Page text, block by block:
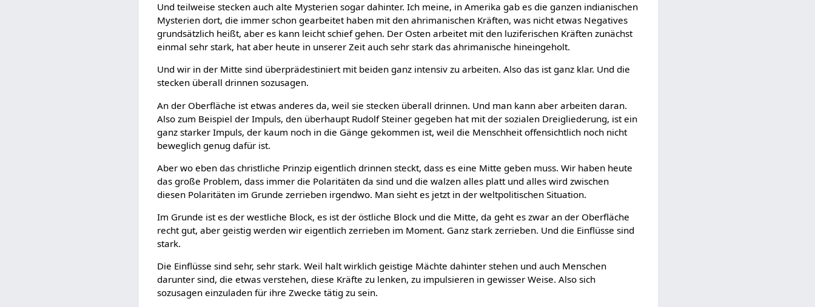
Und teilweise stecken auch alte Mysterien sogar dahinter. Ich meine, in Amerika gab es die ganzen indianischen
Mysterien dort, die immer schon gearbeitet haben mit den ahrimanischen Kräften, was nicht etwas Negatives
grundsätzlich heißt, aber es kann leicht schief gehen. Der Osten arbeitet mit den luziferischen Kräften zunächst
einmal sehr stark, hat aber heute in unserer Zeit auch sehr stark das ahrimanische hineingeholt.
Und wir in der Mitte sind überprädestiniert mit beiden ganz intensiv zu arbeiten. Also das ist ganz klar. Und die
stecken überall drinnen sozusagen.
An der Oberfläche ist etwas anderes da, weil sie stecken überall drinnen. Und man kann aber arbeiten daran.
Also zum Beispiel der Impuls, den überhaupt Rudolf Steiner gegeben hat mit der sozialen Dreigliederung, ist ein
ganz starker Impuls, der kaum noch in die Gänge gekommen ist, weil die Menschheit offensichtlich noch nicht
beweglich genug dafür ist.
Aber wo eben das christliche Prinzip eigentlich drinnen steckt, dass es eine Mitte geben muss. Wir haben heute
das große Problem, dass immer die Polaritäten da sind und die walzen alles platt und alles wird zwischen
diesen Polaritäten im Grunde zerrieben irgendwo. Man sieht es jetzt in der weltpolitischen Situation.
Im Grunde ist es der westliche Block, es ist der östliche Block und die Mitte, da geht es zwar an der Oberfläche
recht gut, aber geistig werden wir eigentlich zerrieben im Moment. Ganz stark zerrieben. Und die Einflüsse sind
stark.
Die Einflüsse sind sehr, sehr stark. Weil halt wirklich geistige Mächte dahinter stehen und auch Menschen
darunter sind, die etwas verstehen, diese Kräfte zu lenken, zu impulsieren in gewisser Weise. Also sich
sozusagen einzuladen für ihre Zwecke tätig zu sein.